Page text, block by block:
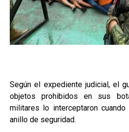
Según el expediente judicial, el
objetos prohibidos en sus
militares lo interceptaron
anillo de seguridad.